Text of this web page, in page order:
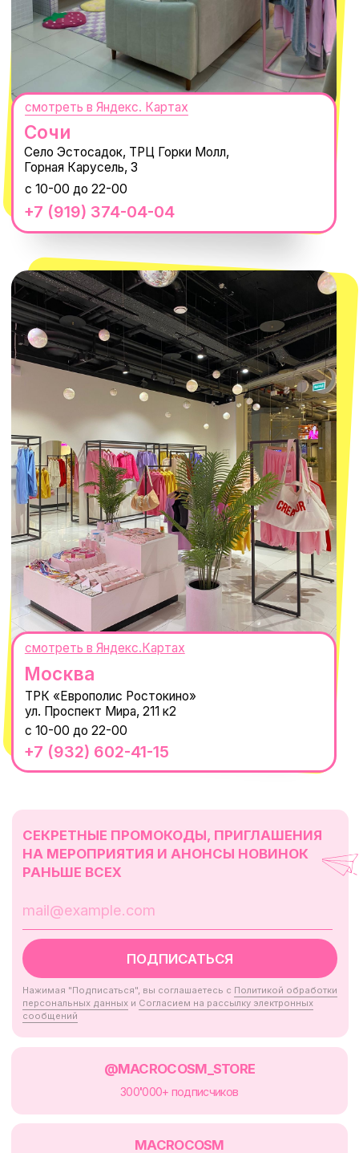
ИП Проворный Алексей Алексеевич
ИНН 667114098580
ОГРНИП 320665800076581
WhatsApp
8 800 550-06-92
macrocosm_store@mail.ru
КОНТАКТЫ
Оплата долями
Size guide
Обмен и возврат
Вакансии
Реквизиты
Магазины
Наши путешествия
Наши проекты
Новости
Каталог
О КОМПАНИИ
© 2021-2025 Macrocosm ®
Оферта
Пользовательское соглашение
Политика обработки персональных
данных